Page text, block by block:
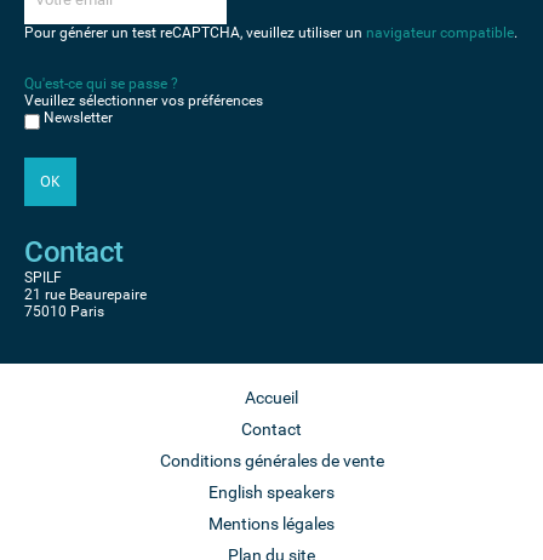
Pour générer un test reCAPTCHA, veuillez utiliser un navigateur compatible.
Qu'est-ce qui se passe ?
Veuillez sélectionner vos préférences
Newsletter
Contact
SPILF
21 rue Beaurepaire
75010 Paris
Accueil
Contact
Conditions générales de vente
English speakers
Mentions légales
Plan du site